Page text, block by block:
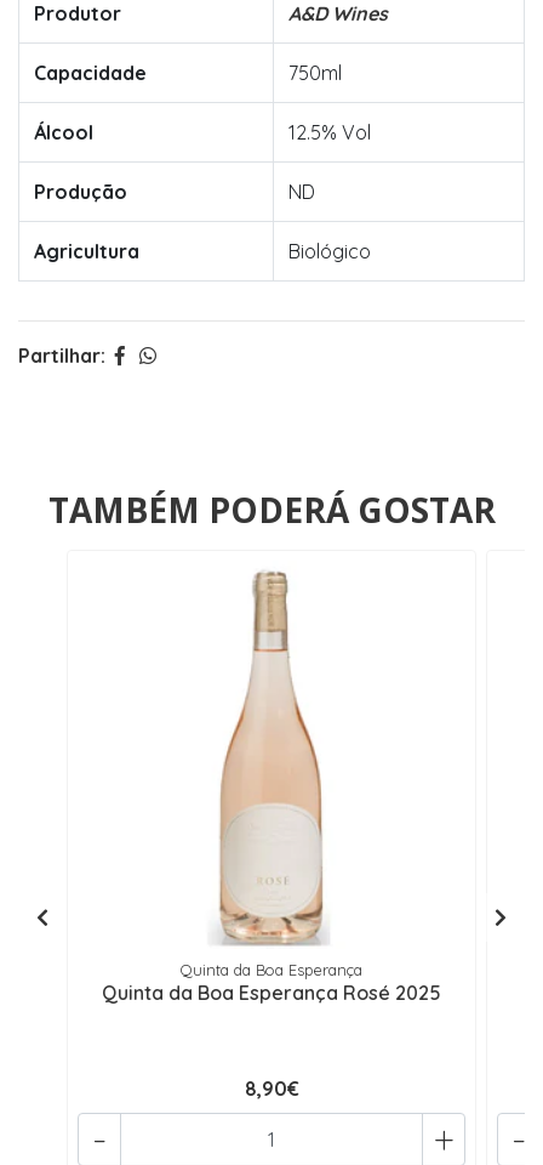
Produtor A&D Wines
Capacidade 750ml
Álcool 12.5% Vol
Produção ND
Agricultura Biológico
Partilhar:
TAMBÉM PODERÁ GOSTAR
Quinta da Boa Esperança
Quinta da Boa Esperança Rosé 2025
8,90€
+
- -